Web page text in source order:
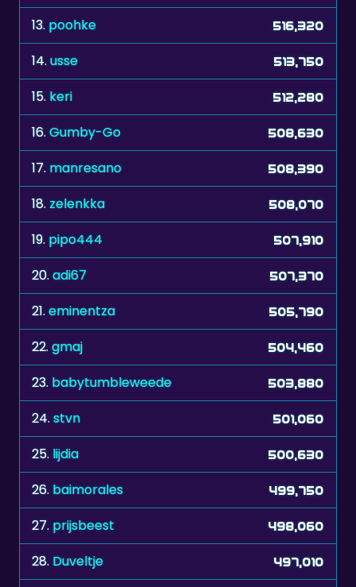
13. poohke 516,320
14.usse 513,750
15. keri 512,280
16.Gumby-Go 508,630
17. manresano 508,390
18.zelenkka 508,070
19. pipo444 507,910
20.adi67 507,370
21.eminentza 505,790
22.gmaj 504,460
23. babytumbleweede 503,880
24.stvn 501,060
25. lijdia 500,630
26. baimorales 499,750
27. prijsbeest 498,060
28. Duveltje 497,010